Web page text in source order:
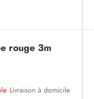
rouge 3m
Livraison à domicile